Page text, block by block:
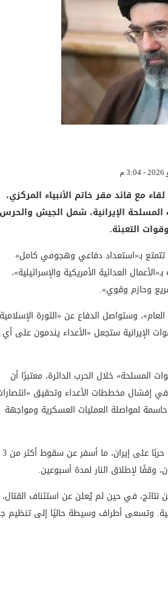
مع قائد مقر خاتم الأنبياء المركزي،
المسلحة الإيرانية، شمل الجيش والحرس
التعبئة.
تتمتع بـ«استعداد دفاعي وهجومي كامل»
العدائية الأمريكية والإسرائيلية»،
وحازم وقوي».
وستواصل الدفاع عن «الثورة الإسلامية
الإيرانية ستجعل «الأعداء يندمون على أي
المسلحة» خلال الحرب الدائرة، معتبرًا أن
في إفشال مخططات الأعداء وتحقيق
لمواصلة العمليات العسكرية ومواجهة
وشنّت الولايات المتحدة وإسرائيل، في 28 فبراير الماضي، حربًا على إيران، ما أسفر عن سقوط أكثر من 3
في حين لم يُعلن عن استئناف القتال،
وتسعى أطراف وسيطة حاليًا إلى تنظيم